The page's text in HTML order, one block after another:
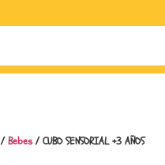
Bebes/ CUBO SENSORIAL +3 AÑOS